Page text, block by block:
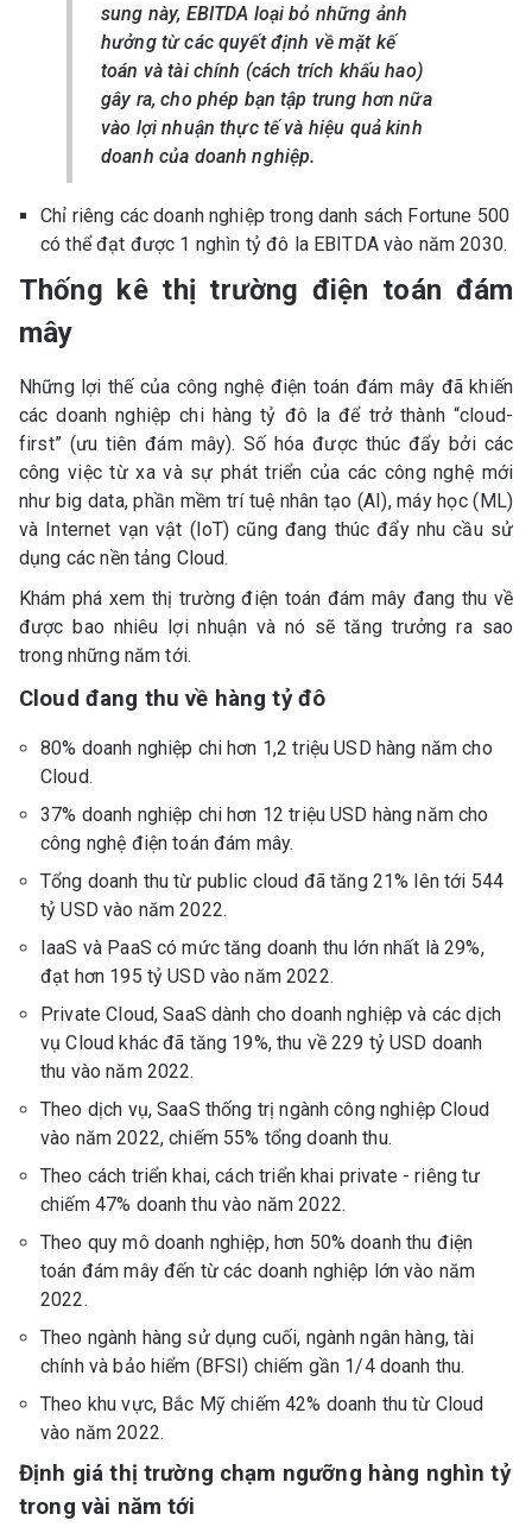
sung này, EBITDA loại bỏ những ảnh
hưởng từ các quyết định về mặt kế
toán và tài chính (cách trích khấu hao)
gây ra, cho phép bạn tập trung hơn nữa
vào lợi nhuận thực tế và hiệu quả kinh
doanh của doanh nghiệp.
Chỉ riêng các doanh nghiệp trong danh sách Fortune 500
có thể đạt được 1 nghìn tỷ đô la EBITDA vào năm 2030.
Thống kê thị trường điện toán đám
mây
Những lợi thế của công nghệ điện toán đám mây đã khiến
các doanh nghiệp chi hàng tỷ đô la để trở thành “cloud-
first” (ưu tiên đám mây). Số hóa được thúc đẩy bởi các
công việc từ xa và sự phát triển của các công nghệ mới
như big data, phần mềm trí tuệ nhân tạo (AI), máy học (ML)
và Internet vạn vật (IoT) cũng đang thúc đẩy nhu cầu sử
dụng các nền tảng Cloud.
Khám phá xem thị trường điện toán đám mây đang thu về
được bao nhiêu lợi nhuận và nó sẽ tăng trưởng ra sao
trong những năm tới.
Cloud đang thu về hàng tỷ đô
80% doanh nghiệp chi hơn 1,2 triệu USD hàng năm cho
Cloud.
37% doanh nghiệp chi hơn 12 triệu USD hàng năm cho
công nghệ điện toán đám mây.
Tổng doanh thu từ public cloud đã tăng 21% lên tới 544
tỷ USD vào năm 2022.
IaaS và PaaS có mức tăng doanh thu lớn nhất là 29%,
đạt hơn 195 tỷ USD vào năm 2022.
Private Cloud, SaaS dành cho doanh nghiệp và các dịch
vụ Cloud khác đã tăng 19%, thu về 229 tỷ USD doanh
thu vào năm 2022.
Theo dịch vụ, SaaS thống trị ngành công nghiệp Cloud
vào năm 2022, chiếm 55% tổng doanh thu.
Theo cách triển khai, cách triển khai private - riêng tư
chiếm 47% doanh thu vào năm 2022.
Theo quy mô doanh nghiệp, hơn 50% doanh thu điện
toán đám mây đến từ các doanh nghiệp lớn vào năm
2022.
Theo ngành hàng sử dụng cuối, ngành ngân hàng, tài
chính và bảo hiểm (BFSI) chiếm gần 1/4 doanh thu.
Theo khu vực, Bắc Mỹ chiếm 42% doanh thu từ Cloud
vào năm 2022.
Định giá thị trường chạm ngưỡng hàng nghìn tỷ
trong vài năm tới